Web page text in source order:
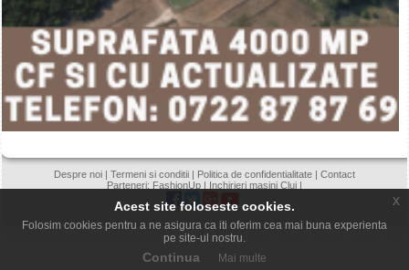
Despre noi| Termeni si conditii| Politica de confidentialitate| Contact
Parteneri: FashionUp| Inchirieri masini Cluj|
Acest site foloseste cookies.
Folosim cookies pentru a ne asigura ca iti oferim cea mai buna experienta
pe site-ul nostru.
Continua Mai multe
x